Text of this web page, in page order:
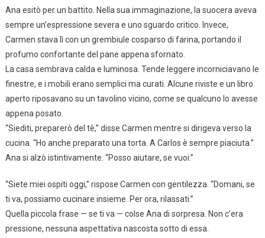
Ana esitò per un battito. Nella sua immaginazione, la suocera aveva
sempre un’espressione severa e uno sguardo critico. Invece,
Carmen stava lì con un grembiule cosparso di farina, portando il
profumo confortante del pane appena sfornato.
La casa sembrava calda e luminosa. Tende leggere incorniciavano le
finestre, e i mobili erano semplici ma curati. Alcune riviste e un libro
aperto riposavano su un tavolino vicino, come se qualcuno lo avesse
appena posato.
“Siediti, preparerò del tè,” disse Carmen mentre si dirigeva verso la
cucina. “Ho anche preparato una torta. A Carlos è sempre piaciuta.”
Ana si alzò istintivamente. “Posso aiutare, se vuoi.”
“Siete miei ospiti oggi,” rispose Carmen con gentilezza. “Domani, se
ti va, possiamo cucinare insieme. Per ora, rilassati.”
Quella piccola frase — se ti va — colse Ana di sorpresa. Non c’era
pressione, nessuna aspettativa nascosta sotto di essa.